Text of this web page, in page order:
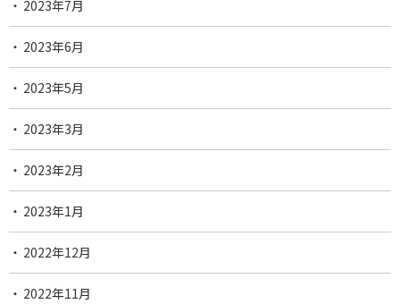
2023年7月
2023年6月
2023年5月
2023年3月
2023年2月
2023年1月
2022年12月
2022年11月